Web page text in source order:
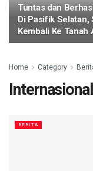
Tuntas dan
Di Pasifik
Kembali Ke Tanah
Home Category
Internasional
BERITA